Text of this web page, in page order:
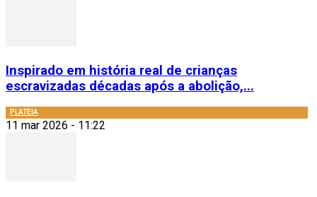
Inspirado em história real de crianças
escravizadas décadas após a abolição,...
PLATEIA
11 mar 2026 - 11:22